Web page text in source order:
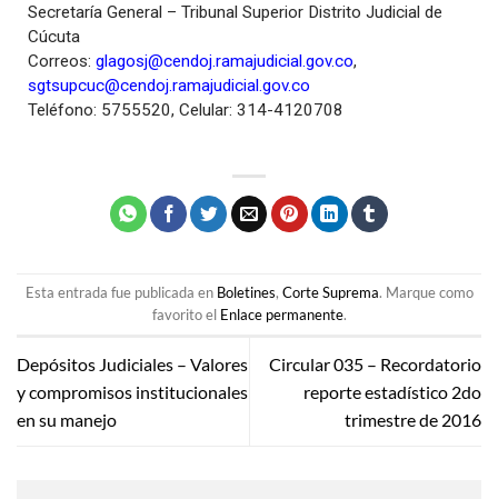
Secretaría General – Tribunal Superior Distrito Judicial de
Cúcuta
Correos: glagosj@cendoj.ramajudicial.gov.co,
sgtsupcuc@cendoj.ramajudicial.gov.co
Teléfono: 5755520, Celular: 314-4120708
Esta entrada fue publicada en Boletines, Corte Suprema. Marque como
favorito el Enlace permanente.
Depósitos Judiciales – Valores
y compromisos institucionales
en su manejo
Circular 035 – Recordatorio
reporte estadístico 2do
trimestre de 2016